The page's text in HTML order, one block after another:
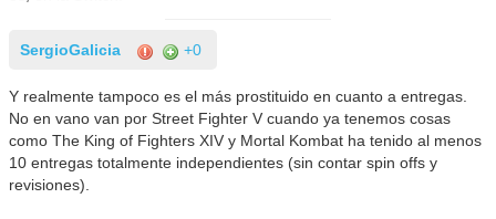
SergioGalicia +0
Y realmente tampoco es el más prostituido en cuanto a entregas.
No en vano van por Street Fighter V cuando ya tenemos cosas
como The King of Fighters XIV y Mortal Kombat ha tenido al menos
10 entregas totalmente independientes (sin contar spin offs y
revisiones).